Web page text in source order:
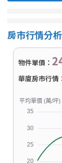
房市行情分析
物件單價：
華廈房市行情